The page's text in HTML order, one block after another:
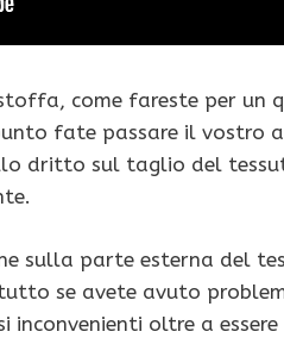
come fareste per
fate passare il vostro
dritto sul taglio del
sulla parte esterna del
se avete avuto
inconvenienti oltre a